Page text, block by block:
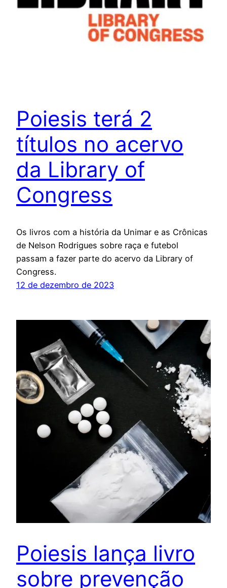
Poiesis terá 2
títulos no acervo
da Library of
Congress
Os livros com a história da Unimar e as Crônicas
de Nelson Rodrigues sobre raça e futebol
passam a fazer parte do acervo da Library of
Congress.
12 de dezembro de 2023
Poiesis lança livro
sobre prevenção